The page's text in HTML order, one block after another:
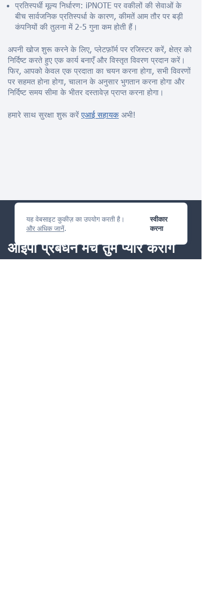
यह वेबसाइट कुकीज़ का उपयोग करती है।
और अधिक जानें.
स्वीकार
करना
प्रतिस्पर्धी मूल्य निर्धारण: iPNOTE पर वकीलों की सेवाओं के
बीच सार्वजनिक प्रतिस्पर्धा के कारण, कीमतें आम तौर पर बड़ी
कंपनियों की तुलना में 2-5 गुना कम होती हैं।
अपनी खोज शुरू करने के लिए, प्लेटफ़ॉर्म पर रजिस्टर करें, क्षेत्र को
निर्दिष्ट करते हुए एक कार्य बनाएँ और विस्तृत विवरण प्रदान करें।
फिर, आपको केवल एक प्रदाता का चयन करना होगा, सभी विवरणों
पर सहमत होना होगा, चालान के अनुसार भुगतान करना होगा और
निर्दिष्ट समय सीमा के भीतर दस्तावेज़ प्राप्त करना होगा।
हमारे साथ सुरक्षा शुरू करेंएआई सहायक अभी!
आईपी प्रबंधन मंचतुम प्यार करोगे